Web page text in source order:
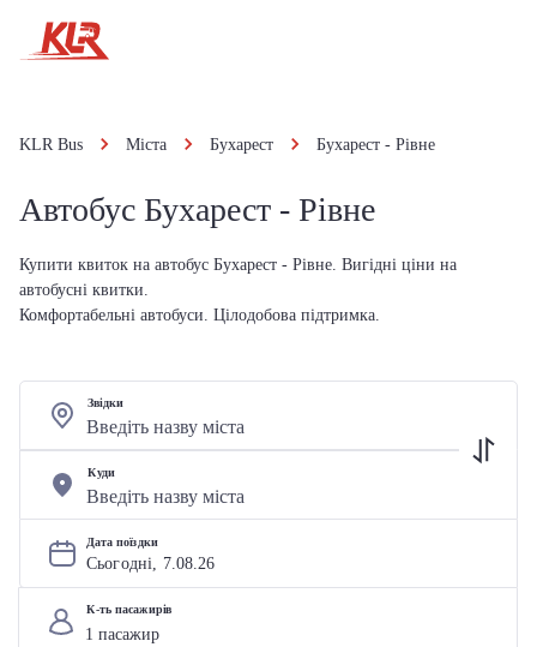
KLR Bus Міста Бухарест Бухарест - Рівне
Автобус Бухарест - Рівне
Купити квиток на автобус Бухарест - Рівне. Вигідні ціни на
автобусні квитки.
Комфортабельні автобуси. Цілодобова підтримка.
Звідки
Куди
Дата поїздки
Сьогодні, 7.08.26
К-ть пасажирів